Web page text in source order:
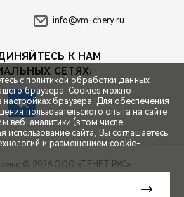
info@vm-chery.ru
К НАМ
СЕТЯХ:
© 2026 ООО «ТЕНЕТ РУС»
с политикой обработки данных
браузера. Cookies можно
браузера. Для обеспечения
пользовательского опыта на сайте
веб-аналитики (в том числе
сайта, Вы соглашаетесь
и размещением cookie-